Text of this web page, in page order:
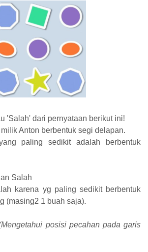
'Salah' dari pernyataan berikut ini!
Anton berbentuk segi delapan.
paling sedikit adalah berbentuk
Salah
karena yg paling sedikit berbentuk
(masing2 1 buah saja).
posisi pecahan pada garis